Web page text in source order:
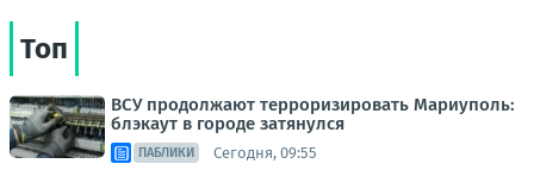
Топ
ВСУ продолжают терроризировать Мариуполь:
блэкаут в городе затянулся
ПАБЛИКИ Сегодня, 09:55